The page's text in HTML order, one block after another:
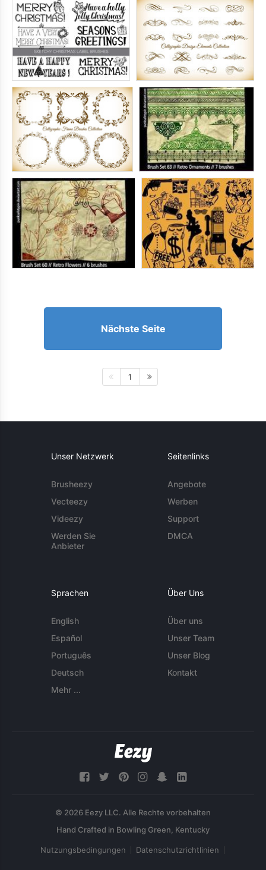
Nächste Seite
1
Unser Netzwerk
Brusheezy
Vecteezy
Videezy
Werden Sie
Anbieter
Seitenlinks
Angebote
Werben
Support
DMCA
Sprachen
English
Español
Português
Deutsch
Mehr ...
Über Uns
Über uns
Unser Team
Unser Blog
Kontakt
© 2026 Eezy LLC. Alle Rechte vorbehalten
Nutzungsbedingungen Datenschutzrichtlinien